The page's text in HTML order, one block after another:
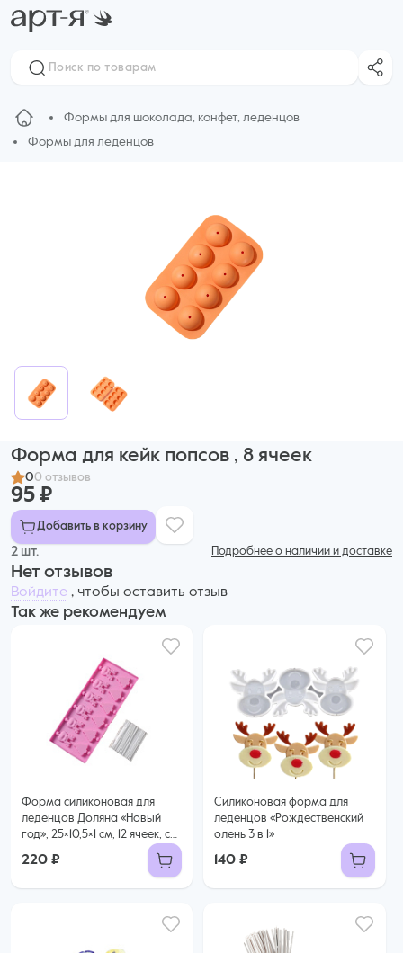
Формы для шоколада, конфет, леденцов
Формы для леденцов
Форма для кейк попсов , 8 ячеек
00 отзывов
95 ₽
Добавить в корзину
2 шт. Подробнее о наличии и доставке
Нет отзывов
Войдите , чтобы оставить отзыв
Так же рекомендуем
Форма силиконовая для
леденцов Доляна «Новый
год», 25×10,5×1 см, 12 ячеек, с
220 ₽
Силиконовая форма для
леденцов «Рождественский
олень 3 в 1»
140 ₽